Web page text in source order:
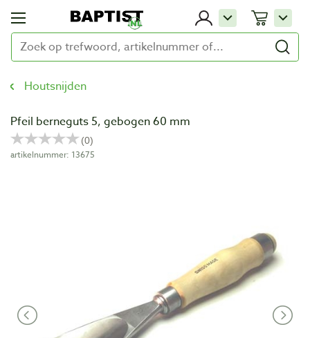
Houtsnijden
Pfeil berneguts 5, gebogen 60 mm
artikelnummer: 13675